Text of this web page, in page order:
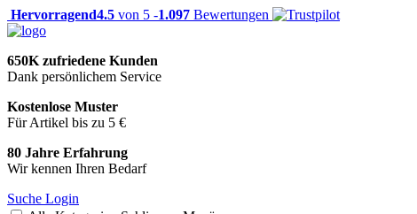
Hervorragend4.5 von 5 -1.097 Bewertungen
650K zufriedene Kunden
Dank persönlichem Service
Kostenlose Muster
Für Artikel bis zu 5 €
80 Jahre Erfahrung
Wir kennen Ihren Bedarf
Suche Login